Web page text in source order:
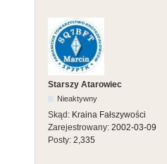
Starszy Atarowiec
Nieaktywny
Skąd: Kraina Fałszywości
Zarejestrowany: 2002-03-09
Posty: 2,335